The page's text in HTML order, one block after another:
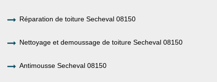
Réparation de toiture Secheval 08150
Nettoyage et demoussage de toiture Secheval 08150
Antimousse Secheval 08150